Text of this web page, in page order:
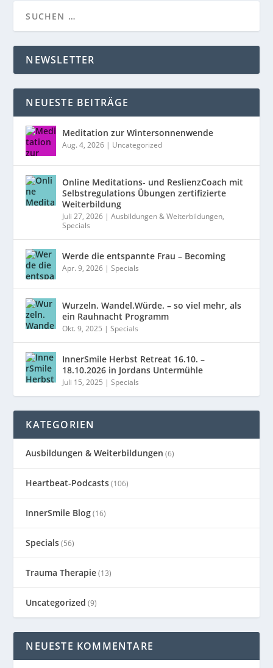
NEWSLETTER
NEUESTE BEITRÄGE
Meditation zur Wintersonnenwende
Aug. 4, 2026 | Uncategorized
Online Meditations- und ReslienzCoach mit
Selbstregulations Übungen zertifizierte
Weiterbildung
Juli 27, 2026 |Ausbildungen & Weiterbildungen,
Specials
Werde die entspannte Frau – Becoming
Apr. 9, 2026 |Specials
Wurzeln. Wandel.Würde. – so viel mehr, als
ein Rauhnacht Programm
Okt. 9, 2025 |Specials
InnerSmile Herbst Retreat 16.10. –
18.10.2026 in Jordans Untermühle
Juli 15, 2025 |Specials
KATEGORIEN
Ausbildungen & Weiterbildungen (6)
Heartbeat-Podcasts(106)
InnerSmile Blog(16)
Specials(56)
Trauma Therapie(13)
Uncategorized (9)
NEUESTE KOMMENTARE